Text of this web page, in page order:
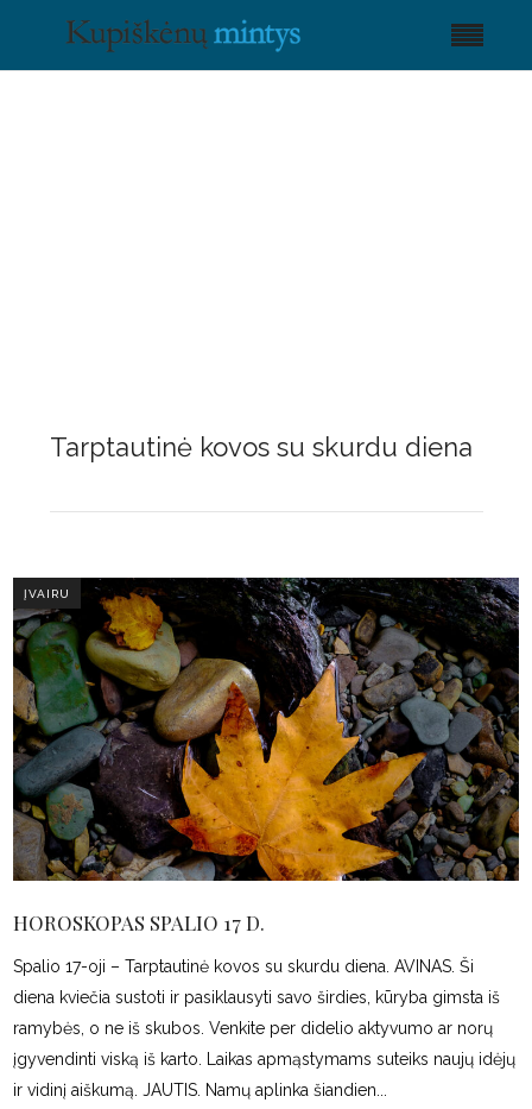
Tarptautinė kovos su skurdu diena
ĮVAIRU
HOROSKOPAS SPALIO 17 D.
Spalio 17-oji – Tarptautinė kovos su skurdu diena. AVINAS. Ši
diena kviečia sustoti ir pasiklausyti savo širdies, kūryba gimsta iš
ramybės, o ne iš skubos. Venkite per didelio aktyvumo ar norų
įgyvendinti viską iš karto. Laikas apmąstymams suteiks naujų idėjų
ir vidinį aiškumą. JAUTIS. Namų aplinka šiandien